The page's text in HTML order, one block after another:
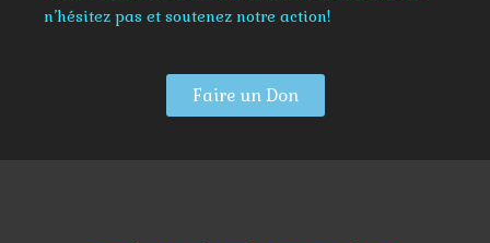
n’hésitez pas et soutenez notre action!
Faire un Don